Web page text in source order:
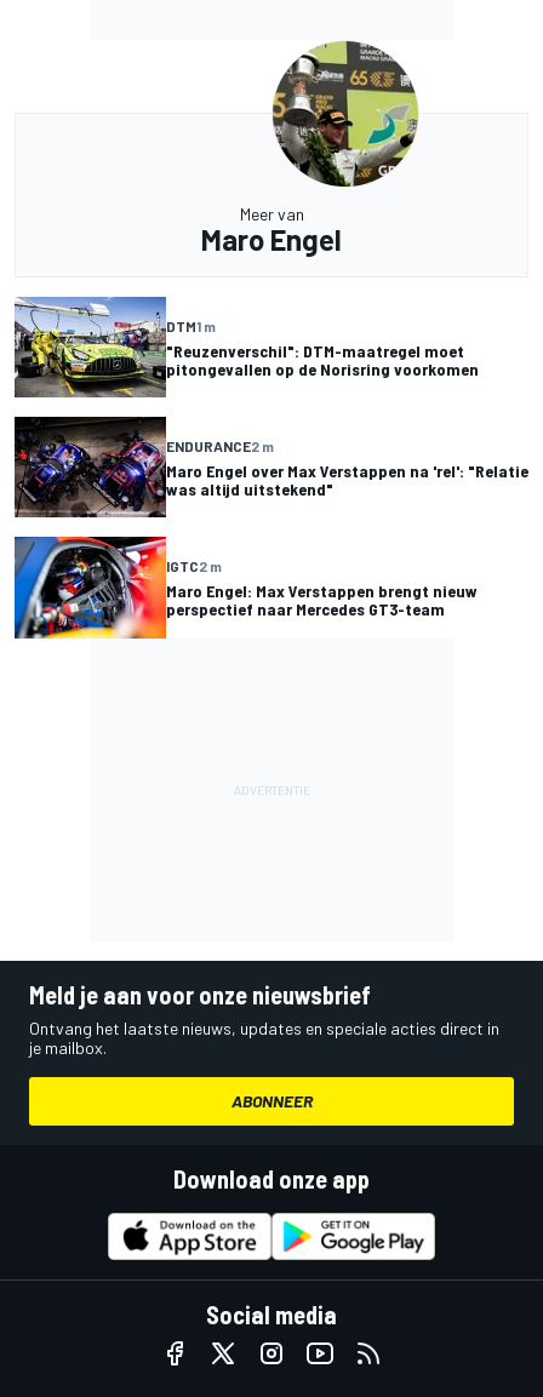
Meer van
Maro Engel
DTM1 m
"Reuzenverschil": DTM-maatregel moet
pitongevallen op de Norisring voorkomen
ENDURANCE2 m
Maro Engel over Max Verstappen na 'rel': "Relatie
was altijd uitstekend"
IGTC2 m
Maro Engel: Max Verstappen brengt nieuw
perspectief naar Mercedes GT3-team
Meld je aan voor onze nieuwsbrief
Ontvang het laatste nieuws, updates en speciale acties direct in
je mailbox.
ABONNEER
Download onze app
Social media